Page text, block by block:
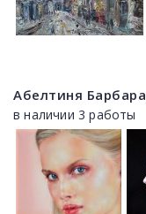
Абелтиня Барбара
в наличии 3 работы